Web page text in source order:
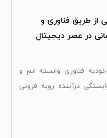
از طریق فناوری و
در عصر دیجیتال
فناوری وابسته ایم و
درآینده روبه فزونی